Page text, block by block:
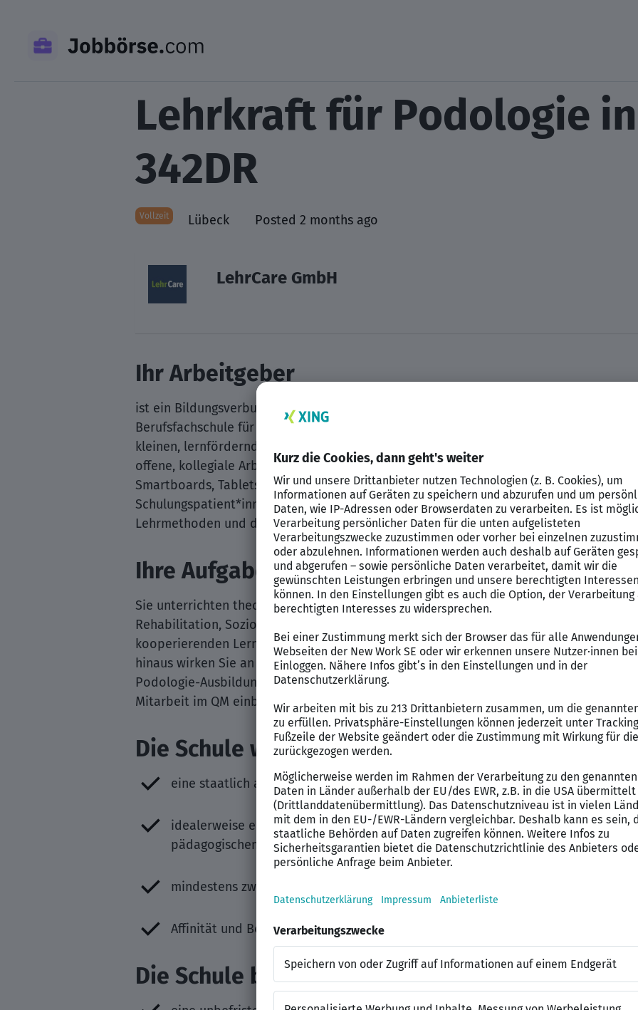
Lehrkraft für Podologie
342DR
Vollzeit Lübeck Posted 2 months ago
LehrCare GmbH
Ihr Arbeitgeber
ist ein Bildungsverbund, der mehrere Berufsbildende Schulen in Schleswig-Holstein
Berufsfachschule für Podologie das Bildungsangebot des Trägers und bildet etwa 75
kleinen, lernfördernden Gruppen aus. Das engagierte Team besteht aus erfahrenen
offene, kollegiale Arbeitsatmosphäre mit flachen Hierarchien und viel Raum für
Smartboards, Tablets und Praxisräumen mit Podologiestühlen ausgestattet. Das
Schulungspatient*innen zusätzlich praktisch erprobt und angewendet werden. Die
Lehrmethoden und digitale Bildungskonzepte.
Ihre Aufgaben:
Sie unterrichten theoretische und fachpraktische Inhalte in der Podologie-Ausbildung
Rehabilitation, Soziologie, allgemeine oder spezielle Krankheitslehre) und begleiten
kooperierenden Lernorten. Zudem übernehmen Sie organisatorische und leichte
hinaus wirken Sie an der Weiterentwicklung des Curriculums sowie an der
Podologie-Ausbildung mit. Gerne können Sie sich auch bei der Einführung digitaler
Mitarbeit im QM einbringen.
Die Schule wünscht sich von Ihnen:
eine staatlich anerkannte Ausbildung in Podologie,
idealerweise eine pädagogische Zusatzqualifikation oder ein abgeschlossenes
pädagogischem Schwerpunkt (z. B. Medizinpädagogik),
mindestens zwei Jahre Berufserfahrung in der Podologie,
Affinität und Begeisterung für moderne Lehr- und Lernkonzepte.
Die Schule bietet Ihnen: